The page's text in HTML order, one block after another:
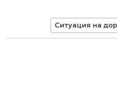
Ситуация на